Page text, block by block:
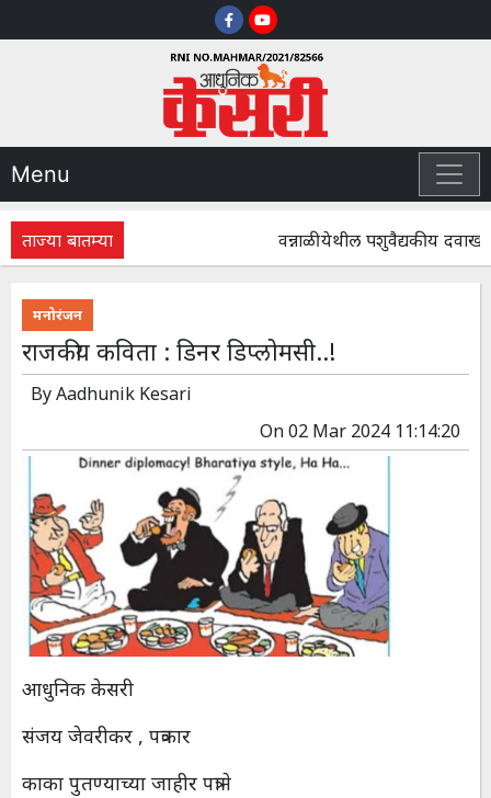
Menu
ताज्या बातम्या वन्नाळी येथील पशुवैद्यकीय
मनोरंजन
राजकीय कविता : डिनर डिप्लोमसी..!
ByAadhunik Kesari
On02 Mar 2024 11:14:20
आधुनिक केसरी
संजय जेवरीकर , पत्रकार
काका पुतण्याच्या जाहीर पत्राने